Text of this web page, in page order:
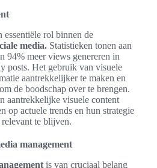
essentiële rol binnen de
media. Statistieken tonen aan
94% meer views genereren in
posts. Het gebruik van visuele
aantrekkelijker te maken en
de boodschap over te brengen.
aantrekkelijke visuele content
op actuele trends en hun strategie
relevant te blijven.
management
is van cruciaal belang